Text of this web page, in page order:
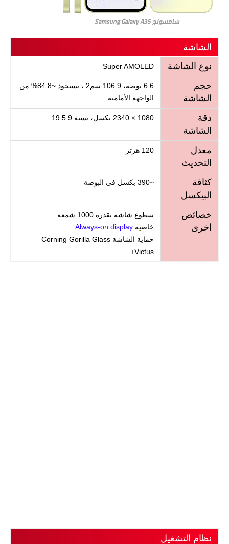
سامسونج Samsung Galaxy A35
الشاشة
نوع الشاشة
Super AMOLED
حجم
الشاشة
6.6 بوصة، 106.9 سم2 ، تستحوذ ~84.8% من
الواجهة الأمامية
دقة
الشاشة
1080 × 2340 بكسل، نسبة 19.5:9
معدل
التحديث
120 هرتز
كثافة
البيكسل
~390 بكسل في البوصة
خصائص
اخرى
سطوع شاشة بقدرة 1000 شمعة
خاصية Always-on display
حماية الشاشة Corning Gorilla Glass
Victus+ .
نظام التشغيل